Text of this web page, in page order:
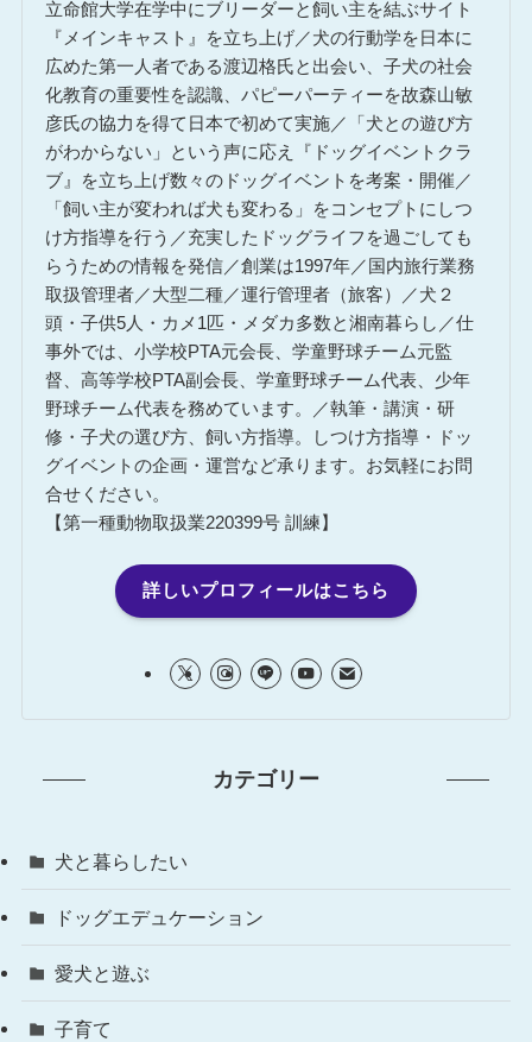
立命館大学在学中にブリーダーと飼い主を結ぶサイト
『メインキャスト』を立ち上げ／犬の行動学を日本に
広めた第一人者である渡辺格氏と出会い、子犬の社会
化教育の重要性を認識、パピーパーティーを故森山敏
彦氏の協力を得て日本で初めて実施／「犬との遊び方
がわからない」という声に応え『ドッグイベントクラ
ブ』を立ち上げ数々のドッグイベントを考案・開催／
「飼い主が変われば犬も変わる」をコンセプトにしつ
け方指導を行う／充実したドッグライフを過ごしても
らうための情報を発信／創業は1997年／国内旅行業務
取扱管理者／大型二種／運行管理者（旅客）／犬２
頭・子供5人・カメ1匹・メダカ多数と湘南暮らし／仕
事外では、小学校PTA元会長、学童野球チーム元監
督、高等学校PTA副会長、学童野球チーム代表、少年
野球チーム代表を務めています。／執筆・講演・研
修・子犬の選び方、飼い方指導。しつけ方指導・ドッ
グイベントの企画・運営など承ります。お気軽にお問
合せください。
【第一種動物取扱業220399号 訓練】
詳しいプロフィールはこちら
カテゴリー
犬と暮らしたい
ドッグエデュケーション
愛犬と遊ぶ
子育て